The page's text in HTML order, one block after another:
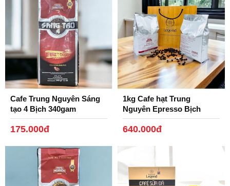
Cafe Trung Nguyên Sáng
tạo 4 Bịch 340gam
175.000đ
1kg Cafe hạt Trung
Nguyên Epresso Bịch
500gam.
640.000đ